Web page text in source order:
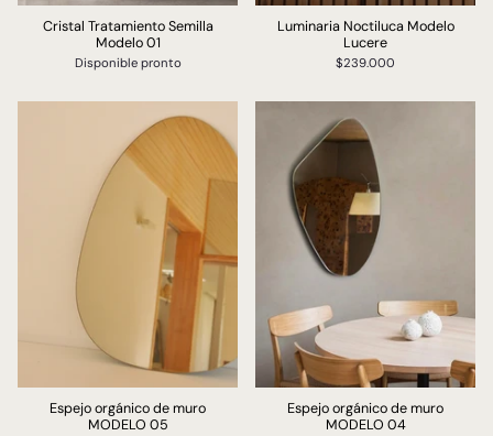
Cristal Tratamiento Semilla
Modelo 01
Disponible pronto
Luminaria Noctiluca Modelo
Lucere
$239.000
Espejo orgánico de muro
MODELO 05
Espejo orgánico de muro
MODELO 04